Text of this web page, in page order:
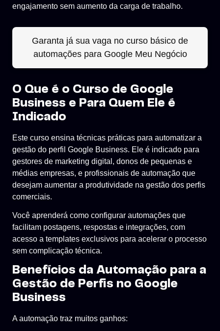
engajamento sem aumento da carga de trabalho.
Garanta já sua vaga no curso básico de
automações para Google Meu Negócio
O Que é o Curso de Google
Business e Para Quem Ele é
Indicado
Este curso ensina técnicas práticas para automatizar a
gestão do perfil Google Business. Ele é indicado para
gestores de marketing digital, donos de pequenas e
médias empresas, e profissionais de automação que
desejam aumentar a produtividade na gestão dos perfis
comerciais.
Você aprenderá como configurar automações que
facilitam postagens, respostas e integrações, com
acesso a templates exclusivos para acelerar o processo
sem complicação técnica.
Benefícios da Automação para a
Gestão de Perfis no Google
Business
A automação traz muitos ganhos: